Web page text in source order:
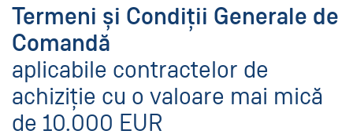
Termeni și Condiții Generale de
Comandă
aplicabile contractelor de
achiziție cu o valoare mai mică
de 10.000 EUR